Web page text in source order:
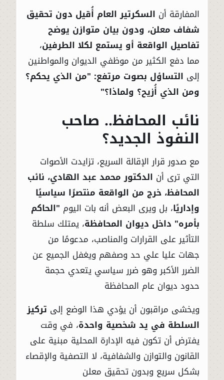
المفارقة أن السكرتير العام أُقيل دون تحقيق
شفاف معلن، ودون بيان متوازن يوضح
تفاصيل الواقعة أو يستمع لكلا الطرفين،
مما دفع الكثير من موظفي الديوان والمواطنين
إلى التساؤل بصوت مرتفع: "من الذي يحكم؟
ومن الذي أُزيح؟ ولماذا؟"
نائب المحافظ.. صاحب
النفوذ الجديد؟
مع صدور قرار الإقالة السريع، تزايدت الأصوات
التي ترى أن الدكتور محمد عبد الهادي، نائب
المحافظ، خرج من الواقعة منتصرًا سياسيًا
وإداريًا، بل ويرى البعض أنه بات اليوم "الحاكم
بأمره" داخل ديوان المحافظة، يمتلك سلطة
التأثير على القرارات والمناصب، مدعومًا من
جهات عليا علي حد وصفهم ويغفل الجميع عن
الضرر الأكبر وهو ضرر سياسي يتعدي حجمة
حدود ديوان عام المحافظة
ويخشى مراقبون أن يؤدي هذا الوضع إلى تركيز
السلطة في يد شخصية واحدة، في وقت
يفترض أن تكون فيه الإدارة المحلية مبنية على
القانون والتوازن والشفافية، لا التصفية والإقصاء
بشكل سريع وبدون تحقيق معلن